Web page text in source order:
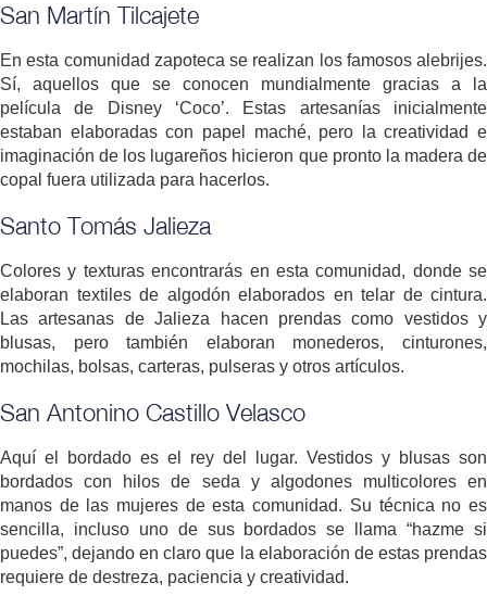
San Martín Tilcajete
En esta comunidad zapoteca se realizan los famosos alebrijes.
Sí, aquellos que se conocen mundialmente gracias a la
película de Disney ‘Coco’. Estas artesanías inicialmente
estaban elaboradas con papel maché, pero la creatividad e
imaginación de los lugareños hicieron que pronto la madera de
copal fuera utilizada para hacerlos.
Santo Tomás Jalieza
Colores y texturas encontrarás en esta comunidad, donde se
elaboran textiles de algodón elaborados en telar de cintura.
Las artesanas de Jalieza hacen prendas como vestidos y
blusas, pero también elaboran monederos, cinturones,
mochilas, bolsas, carteras, pulseras y otros artículos.
San Antonino Castillo Velasco
Aquí el bordado es el rey del lugar. Vestidos y blusas son
bordados con hilos de seda y algodones multicolores en
manos de las mujeres de esta comunidad. Su técnica no es
sencilla, incluso uno de sus bordados se llama “hazme si
puedes”, dejando en claro que la elaboración de estas prendas
requiere de destreza, paciencia y creatividad.